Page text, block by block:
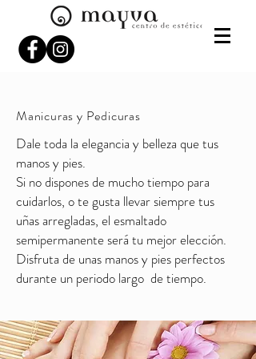
Manicuras y Pedicuras
Dale toda la elegancia y belleza que tus
manos y pies.
Si no dispones de mucho tiempo para
cuidarlos, o te gusta llevar siempre tus
uñas arregladas, el esmaltado
semipermanente será tu mejor elección.
Disfruta de unas manos y pies perfectos
durante un periodo largo de tiempo.